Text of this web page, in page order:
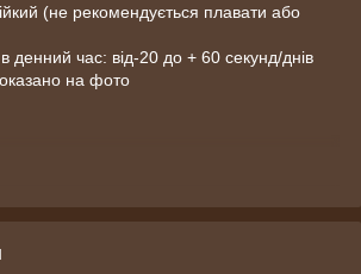
(не рекомендується плавати або
денний час: від-20 до + 60 секунд/днів
на фото